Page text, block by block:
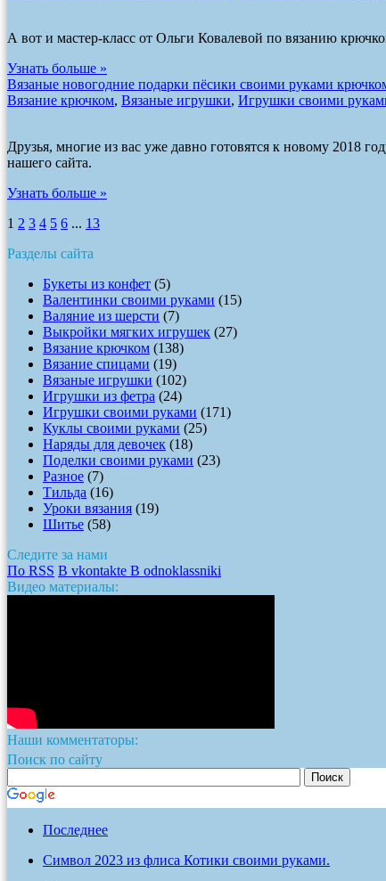
А вот и мастер-класс от Ольги Ковалевой по вязанию
Узнать больше »
Вязаные новогодние подарки пёсики своими руками
Вязание крючком, Вязаные игрушки, Игрушки своими
Друзья, многие из вас уже давно готовятся к новому 2018
нашего сайта.
Узнать больше »
1 2 3 4 5 6 ... 13
Разделы сайта
Букеты из конфет (5)
Валентинки своими руками (15)
Валяние из шерсти (7)
Выкройки мягких игрушек (27)
Вязание крючком (138)
Вязание спицами (19)
Вязаные игрушки (102)
Игрушки из фетра (24)
Игрушки своими руками (171)
Куклы своими руками (25)
Наряды для девочек (18)
Поделки своими руками (23)
Разное (7)
Тильда (16)
Уроки вязания (19)
Шитье (58)
Следите за нами
По RSS В vkontakte В odnoklassniki
Видео материалы:
Наши комментаторы:
Поиск по сайту
Последнее
Символ 2023 из флиса Котики своими руками.